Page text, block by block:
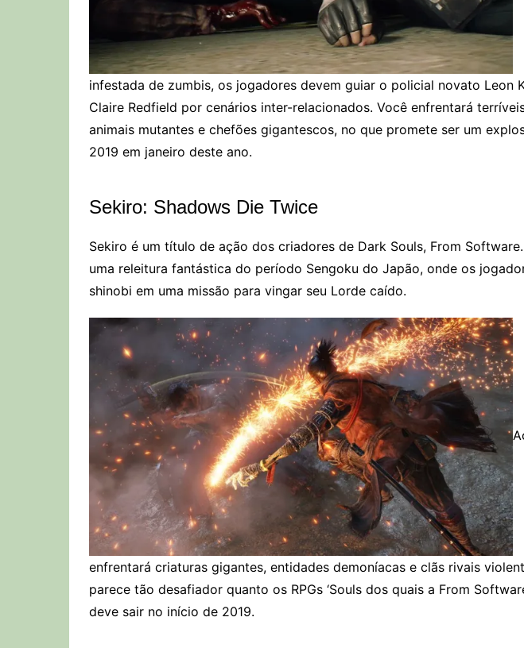
infestada de zumbis, os jogadores devem guiar o policial novato Leon
Claire Redfield por cenários inter-relacionados. Você enfrentará
animais mutantes e chefões gigantescos, no que promete ser um
2019 em janeiro deste ano.
Sekiro: Shadows Die Twice
Sekiro é um título de ação dos criadores de Dark Souls, From
uma releitura fantástica do período Sengoku do Japão, onde os
shinobi em uma missão para vingar seu Lorde caído.
enfrentará criaturas gigantes, entidades demoníacas e clãs rivais
parece tão desafiador quanto os RPGs ‘Souls dos quais a From
deve sair no início de 2019.